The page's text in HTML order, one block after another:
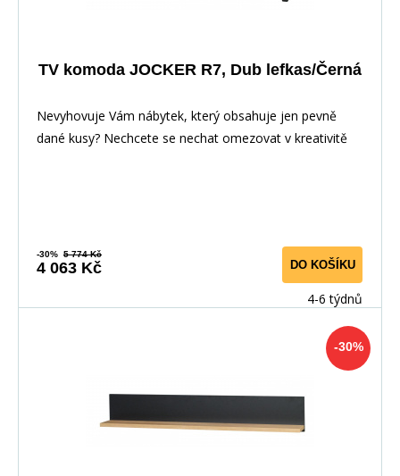
TV komoda JOCKER R7, Dub lefkas/Černá
Nevyhovuje Vám nábytek, který obsahuje jen pevně
dané kusy? Nechcete se nechat omezovat v kreativitě
-30% 5 774 Kč
4 063 Kč DO KOŠÍKU
4-6 týdnů
-30%